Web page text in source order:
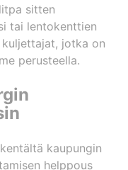
sitten
tai lentokenttien
jotka on
perusteella.
kaupungin
helppous